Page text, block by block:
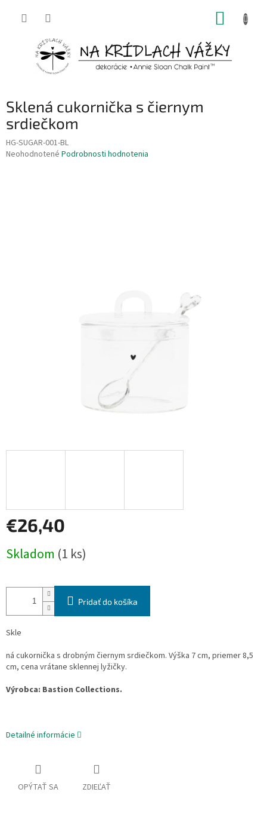
Sklená cukornička s čiernym
srdiečkom
HG-SUGAR-001-BL
Priemerné
Neohodnotené Podrobnosti hodnotenia
€26,40
cena:
Skladom (1 ks)
Pridať do košíka
Skle
ná cukornička s drobným čiernym srdiečkom. Výška 7 cm, priemer 8,5
cm, cena vrátane sklennej lyžičky.
Výrobca: Bastion Collections.
Detailné informácie
OPÝTAŤ SA ZDIEĽAŤ